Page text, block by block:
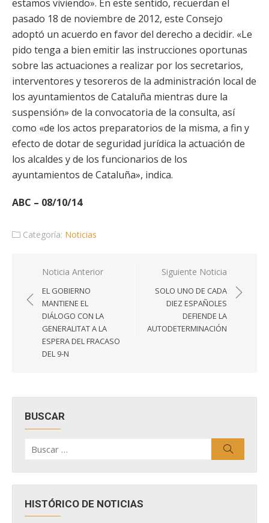
estamos viviendo». En este sentido, recuerdan el
pasado 18 de noviembre de 2012, este Consejo
adoptó un acuerdo en favor del derecho a decidir. «Le
pido tenga a bien emitir las instrucciones oportunas
sobre las actuaciones a realizar por los secretarios,
interventores y tesoreros de la administración local de
los ayuntamientos de Cataluña mientras dure la
suspensión» de la convocatoria de la consulta, así
como «de los actos preparatorios de la misma, a fin y
efecto de dotar de seguridad jurídica la actuación de
los alcaldes y de los funcionarios de los
ayuntamientos de Cataluña», indica.
ABC – 08/10/14
Categoría: Noticias
Navegación
entradas
Noticia Anterior
EL GOBIERNO
MANTIENE EL
DIÁLOGO CON LA
GENERALITAT A LA
ESPERA DEL FRACASO
DEL 9-N
Siguiente Noticia
SOLO UNO DE CADA
DIEZ ESPAÑOLES
DEFIENDE LA
AUTODETERMINACIÓN
BUSCAR
por:
HISTÓRICO DE NOTICIAS